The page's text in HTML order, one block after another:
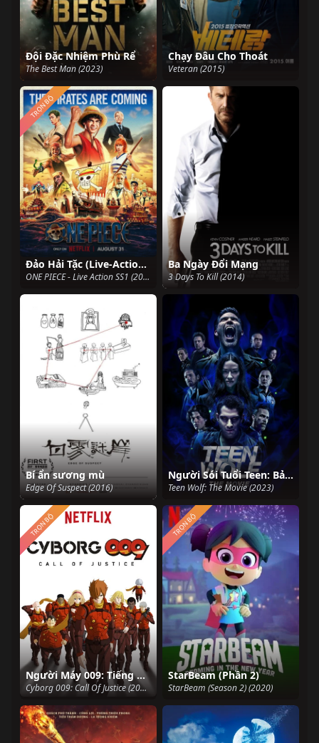
Đội Đặc Nhiệm Phù Rể
The Best Man (2023)
Chạy Đâu Cho Thoát
Veteran (2015)
Đảo Hải Tặc (Live-Action) SS01
ONE PIECE - Live Action SS1 (2023)
TRỌN BỘ
Ba Ngày Đổi Mạng
3 Days To Kill (2014)
Bí ẩn sương mù
Edge Of Suspect (2016)
Người Sói Tuổi Teen: Bản Điện Ảnh
Teen Wolf: The Movie (2023)
Người Máy 009: Tiếng Gọi Công Lý
Cyborg 009: Call Of Justice (2017)
TRỌN BỘ
StarBeam (Phần 2)
StarBeam (Season 2) (2020)
TRỌN BỘ